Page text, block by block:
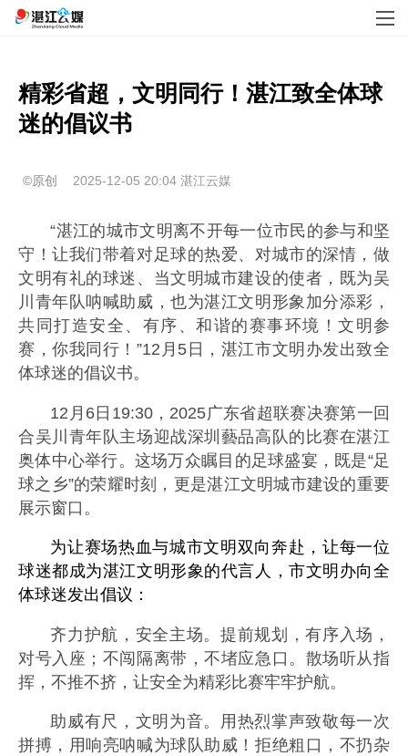
精彩省超，文明同行！湛江致全体球
迷的倡议书
©原创 2025-12-05 20:04 湛江云媒
“湛江的城市文明离不开每一位市民的参与和坚
守！让我们带着对足球的热爱、对城市的深情，做
文明有礼的球迷、当文明城市建设的使者，既为吴
川青年队呐喊助威，也为湛江文明形象加分添彩，
共同打造安全、有序、和谐的赛事环境！文明参
赛，你我同行！”12月5日，湛江市文明办发出致全
体球迷的倡议书。
12月6日19:30，2025广东省超联赛决赛第一回
合吴川青年队主场迎战深圳藝品高队的比赛在湛江
奥体中心举行。这场万众瞩目的足球盛宴，既是“足
球之乡”的荣耀时刻，更是湛江文明城市建设的重要
展示窗口。
为让赛场热血与城市文明双向奔赴，让每一位
球迷都成为湛江文明形象的代言人，市文明办向全
体球迷发出倡议：
齐力护航，安全主场。提前规划，有序入场，
对号入座；不闯隔离带，不堵应急口。散场听从指
挥，不推不挤，让安全为精彩比赛牢牢护航。
助威有尺，文明为音。用热烈掌声致敬每一次
拼搏，用响亮呐喊为球队助威！拒绝粗口，不扔杂